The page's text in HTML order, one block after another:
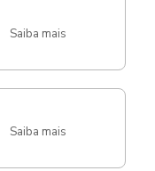
Saiba mais
Saiba mais